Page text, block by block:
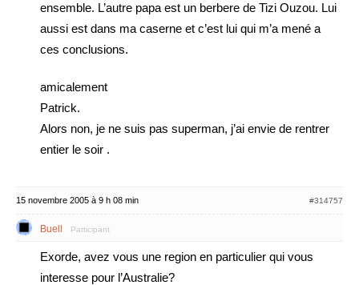
ensemble. L’autre papa est un berbere de Tizi Ouzou. Lui
aussi est dans ma caserne et c’est lui qui m’a mené a
ces conclusions.
amicalement
Patrick.
Alors non, je ne suis pas superman, j’ai envie de rentrer
entier le soir .
15 novembre 2005 à 9 h 08 min #314757
Buell Participant
Exorde, avez vous une region en particulier qui vous
interesse pour l’Australie?